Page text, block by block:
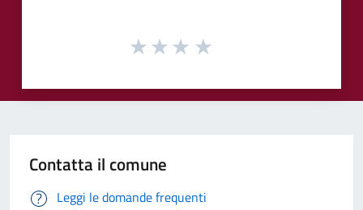
Contatta il comune
Leggi le domande frequenti